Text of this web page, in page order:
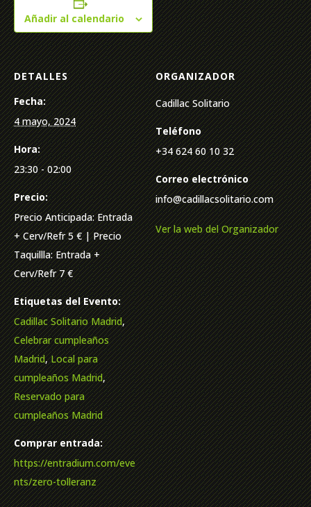
Añadir al calendario
DETALLES
Fecha:
4 mayo, 2024
Hora:
23:30 - 02:00
Precio:
Precio Anticipada: Entrada
+ Cerv/Refr 5 € | Precio
Taquillla: Entrada +
Cerv/Refr 7 €
Etiquetas del Evento:
Cadillac Solitario Madrid,
Celebrar cumpleaños
Madrid,Local para
cumpleaños Madrid,
Reservado para
cumpleaños Madrid
Comprar entrada:
https://entradium.com/eve
nts/zero-tolleranz
ORGANIZADOR
Cadillac Solitario
Teléfono
+34 624 60 10 32
Correo electrónico
info@cadillacsolitario.com
Ver la web del Organizador